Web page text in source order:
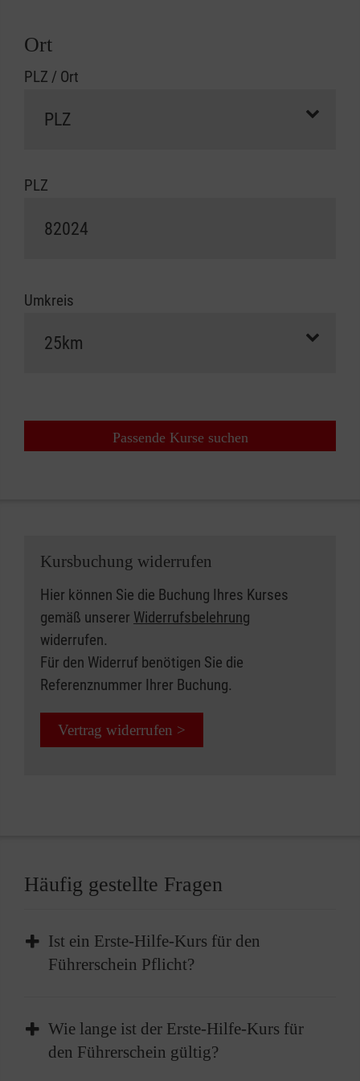
Ort
PLZ / Ort
PLZ
Umkreis
Passende Kurse suchen
Kursbuchung widerrufen
Hier können Sie die Buchung Ihres Kurses
gemäß unserer Widerrufsbelehrung
widerrufen.
Für den Widerruf benötigen Sie die
Referenznummer Ihrer Buchung.
Vertrag widerrufen >
Häufig gestellte Fragen
Ist ein Erste-Hilfe-Kurs für den
Führerschein Pflicht?
Die Teilnahme an einem Erste-Hilfe-Kurs ist
Pflicht, bevor Sie Ihren Führerschein erhalten
können. Vor der Führerscheinprüfung müssen
Wie lange ist der Erste-Hilfe-Kurs für
den Führerschein gültig?